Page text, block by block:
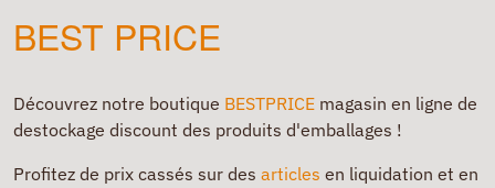
BEST PRICE
Découvrez notre boutique BESTPRICE magasin en ligne de
destockage discount des produits d'emballages !
Profitez de prix cassés sur des articles en liquidation et en